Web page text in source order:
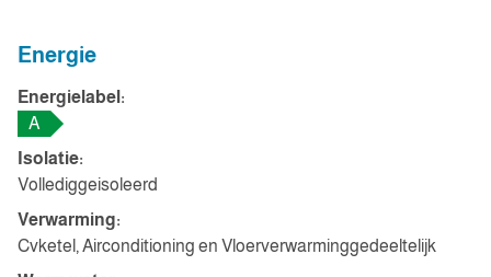
Energie
Energielabel:
A
Isolatie:
Vollediggeisoleerd
Verwarming:
Cvketel, Airconditioning en Vloerverwarminggedeeltelijk